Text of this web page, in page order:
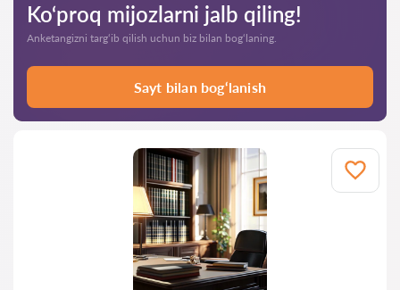
Ko‘proq mijozlarni jalb qiling!
Anketangizni targ‘ib qilish uchun biz bilan bog‘laning.
Sayt bilan bog‘lanish